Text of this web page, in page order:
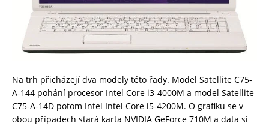
Na trh přicházejí dva modely této řady. Model Satellite C75-
A-144 pohání procesor Intel Core i3-4000M a model Satellite
C75-A-14D potom Intel Intel Core i5-4200M. O grafiku se v
obou případech stará karta NVIDIA GeForce 710M a data si